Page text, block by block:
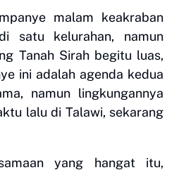
malam keakraban
satu kelurahan, namun
Tanah Sirah begitu luas,
ini adalah agenda kedua
namun lingkungannya
lalu di Talawi, sekarang
yang hangat itu,